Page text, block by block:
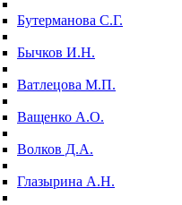
Бутерманова С.Г.
Бычков И.Н.
Ватлецова М.П.
Ващенко А.О.
Волков Д.А.
Глазырина А.Н.